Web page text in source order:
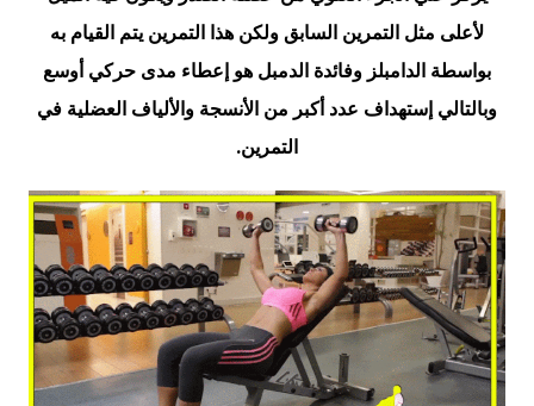
لأعلى مثل التمرين السابق ولكن هذا التمرين يتم القيام به
بواسطة الدامبلز وفائدة الدمبل هو إعطاء مدى حركي أوسع
وبالتالي إستهداف عدد أكبر من الأنسجة والألياف العضلية في
التمرين.